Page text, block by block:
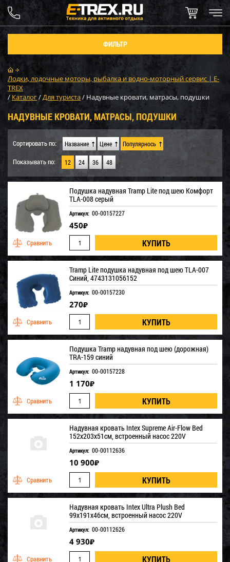
ФИЛЬТР
Лодки, лодочные моторы, рыбалка и водно-моторный сервис | E-
TREX
/Каталог/Для туриста/ Надувные кровати, матрасы, подушки
НАДУВНЫЕ КРОВАТИ, МАТРАСЫ, ПОДУШКИ
Сортировать по: Название Цене Популярнось
Показывать по: 12 24 36 48
Подушка надувная Tramp Lite под шею Комфорт
TLA-008 серый
Артикул: 00-00157227
450₽
Tramp Lite подушка надувная под шею TLA-007
Синий, 4743131056152
Артикул: 00-00157230
270₽
Подушка Tramp надувная под шею (дорожная)
TRA-159 синий
Артикул: 00-00157228
1 170₽
Надувная кровать Intex Supreme Air-Flow Bed
152х203х51см, встроенный насос 220V
Артикул: 00-00112636
10 900₽
Надувная кровать Intex Ultra Plush Bed
99х191х46см, встроенный насос 220V
Артикул: 00-00112626
4 930₽